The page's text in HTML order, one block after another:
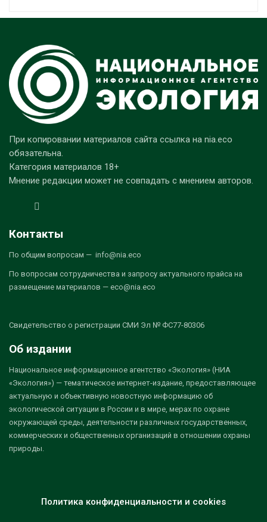
При копировании материалов сайта ссылка на nia.eco
обязательна.
Категория материалов 18+
Мнение редакции может не совпадать с мнением авторов.
Контакты
По общим вопросам — info@nia.eco
По вопросам сотрудничества и запросу актуального прайса на
размещение материалов — eco@nia.eco
Свидетельство о регистрации СМИ Эл № ФС77-80306
Об издании
Национальное информационное агентство «Экология» (НИА
«Экология») — тематическое интернет-издание, предоставляющее
актуальную и объективную новостную информацию об
экологической ситуации в России и в мире, мерах по охране
окружающей среды, деятельности различных государственных,
коммерческих и общественных организаций в отношении охраны
природы.
Политика конфиденциальности и cookies